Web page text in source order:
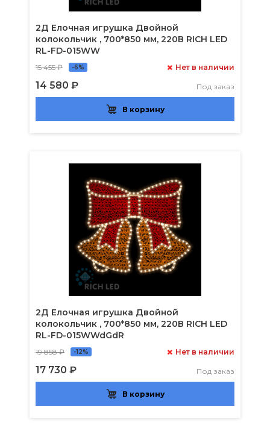
2Д Елочная игрушка Двойной
колокольчик , 700*850 мм, 220В RICH LED
RL-FD-015WW
15 455 ₽ -6%
14 580 ₽
Нет в наличии
Под заказ
В корзину
2Д Елочная игрушка Двойной
колокольчик , 700*850 мм, 220В RICH LED
RL-FD-015WWdGdR
19 858 ₽ -12%
17 730 ₽
Нет в наличии
Под заказ
В корзину